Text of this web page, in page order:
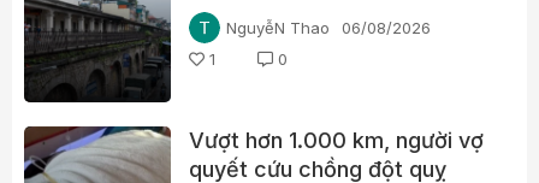
NguyễN Thao
06/08/2026
1
0
Vượt hơn 1.000 km, người vợ
quyết cứu chồng đột quỵ